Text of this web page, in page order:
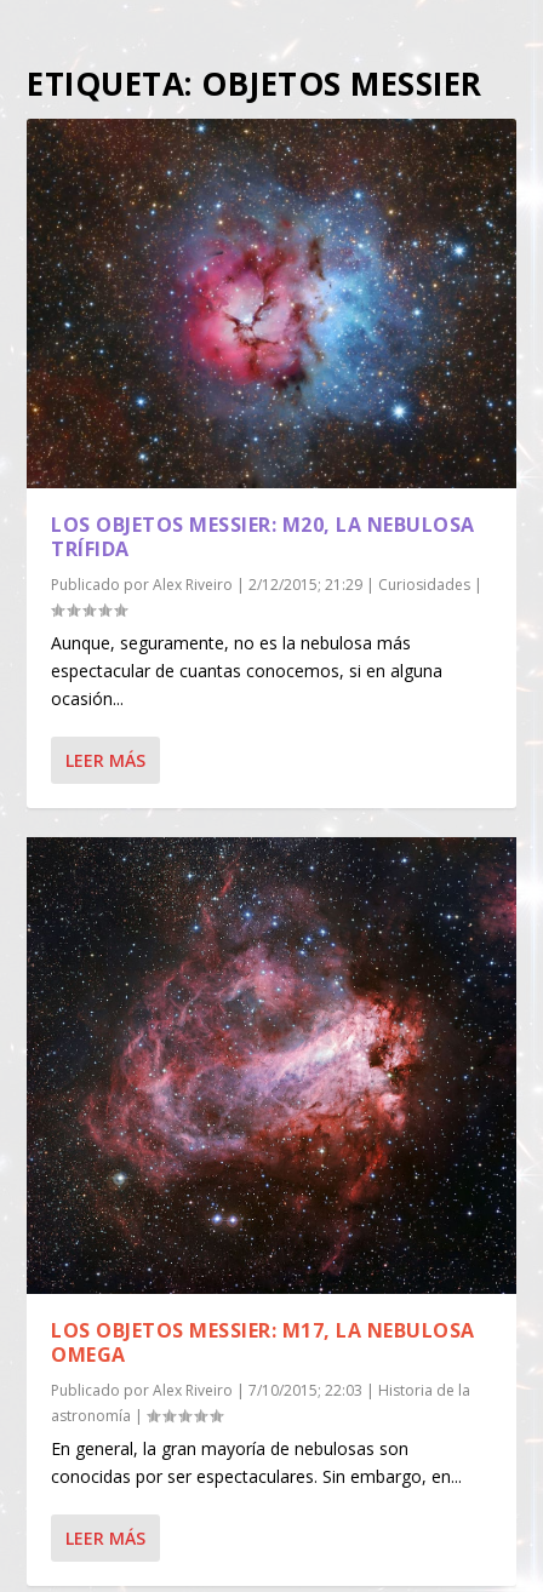
ETIQUETA: OBJETOS MESSIER
LOS OBJETOS MESSIER: M20, LA NEBULOSA
TRÍFIDA
Publicado porAlex Riveiro |2/12/2015; 21:29 | Curiosidades |
Aunque, seguramente, no es la nebulosa más
espectacular de cuantas conocemos, si en alguna
ocasión...
LEER MÁS
LOS OBJETOS MESSIER: M17, LA NEBULOSA
OMEGA
Publicado porAlex Riveiro |7/10/2015; 22:03 | Historia de la
astronomía |
En general, la gran mayoría de nebulosas son
conocidas por ser espectaculares. Sin embargo, en...
LEER MÁS